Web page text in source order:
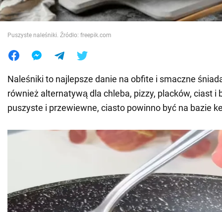
Świat
Jedzenie
Puszyste naleśniki. Źródło: freepik.com
Naleśniki to najlepsze danie na obfite i smaczne
również alternatywą dla chleba, pizzy, placków, ciast i
puszyste i przewiewne, ciasto powinno być na bazie